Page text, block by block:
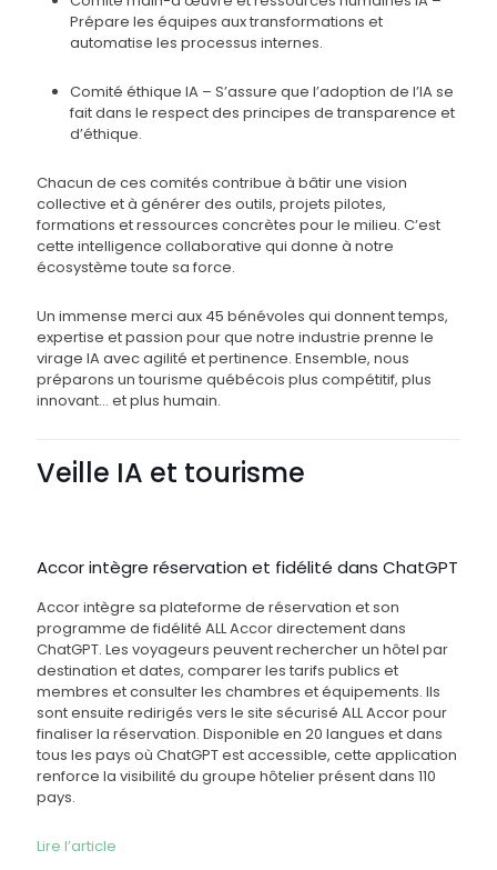
Prépare les équipes aux transformations et
automatise les processus internes.
Comité éthique IA – S’assure que l’adoption de l’IA se
fait dans le respect des principes de transparence et
d’éthique.
Chacun de ces comités contribue à bâtir une vision
collective et à générer des outils, projets pilotes,
formations et ressources concrètes pour le milieu. C’est
cette intelligence collaborative qui donne à notre
écosystème toute sa force.
Un immense merci aux 45 bénévoles qui donnent temps,
expertise et passion pour que notre industrie prenne le
virage IA avec agilité et pertinence. Ensemble, nous
préparons un tourisme québécois plus compétitif, plus
innovant… et plus humain.
Veille IA et tourisme
Accor intègre réservation et fidélité dans ChatGPT
Accor intègre sa plateforme de réservation et son
programme de fidélité ALL Accor directement dans
ChatGPT. Les voyageurs peuvent rechercher un hôtel par
destination et dates, comparer les tarifs publics et
membres et consulter les chambres et équipements. Ils
sont ensuite redirigés vers le site sécurisé ALL Accor pour
finaliser la réservation. Disponible en 20 langues et dans
tous les pays où ChatGPT est accessible, cette application
renforce la visibilité du groupe hôtelier présent dans 110
pays.
Lire l’article